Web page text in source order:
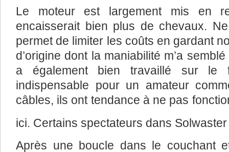
Le moteur est largement mis en
encaisserait bien plus de chevaux.
permet de limiter les coûts en gardant
d’origine dont la maniabilité m’a
a également bien travaillé sur le
indispensable pour un amateur
câbles, ils ont tendance à ne pas
ici. Certains spectateurs dans
Après une boucle dans le couchant